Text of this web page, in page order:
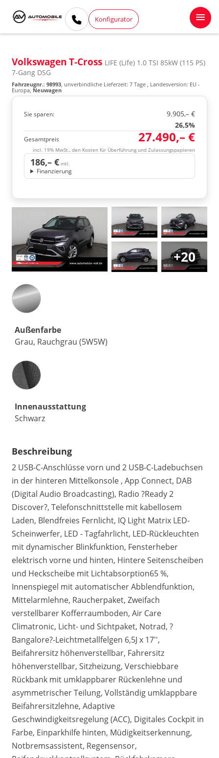
Konfigurator
Volkswagen T-Cross LIFE (Life) 1.0 TSI 85kW (115 PS)
7-Gang DSG
Fahrzeugnr.: 98993, unverbindliche Lieferzeit: 7 Tage , Landesversion: EU -
Europa, Neuwagen
Sie sparen:
9.905,– €
26,5%
Gesamtpreis 27.490,– €
incl. 19% MwSt., den Kosten für Überführung und Zulassungspapieren
186,– € mtl.
Finanzierung
+20
Außenfarbe
Grau, Rauchgrau (5W5W)
Innenausstattung
Innenausstattung
Schwarz
Beschreibung
2 USB-C-Anschlüsse vorn und 2 USB-C-Ladebuchsen
in der hinteren Mittelkonsole , App Connect, DAB
(Digital Audio Broadcasting), Radio ?Ready 2
Discover?, Telefonschnittstelle mit kabellosem
Laden, Blendfreies Fernlicht, IQ Light Matrix LED-
Scheinwerfer, LED - Tagfahrlicht, LED-Rückleuchten
mit dynamischer Blinkfunktion, Fensterheber
elektrisch vorne und hinten, Hintere Seitenscheiben
und Heckscheibe mit Lichtabsorption65 %,
Innenspiegel mit automatischer Abblendfunktion,
Mittelarmlehne, Raucherpaket, Zweifach
verstellbarer Kofferraumboden, Air Care
Climatronic, Licht- und Sichtpaket, Notrad, ?
Bangalore?-Leichtmetallfelgen 6,5J x 17'',
Beifahrersitz höhenverstellbar, Fahrersitz
höhenverstellbar, Sitzheizung, Verschiebbare
Rückbank mit umklappbarer Rückenlehne und
asymmetrischer Teilung, Vollständig umklappbare
Beifahrersitzlehne, Adaptive
Geschwindigkeitsregelung (ACC), Digitales Cockpit in
Farbe, Einparkhilfe hinten, Müdigkeitserkennung,
Notbremsassistent, Regensensor,